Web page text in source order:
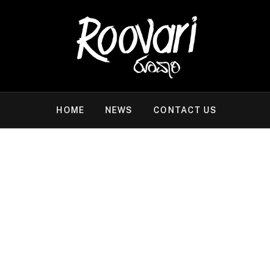
HOME NEWS CONTACT US